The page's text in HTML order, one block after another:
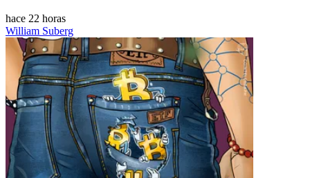
hace 22 horas
William Suberg